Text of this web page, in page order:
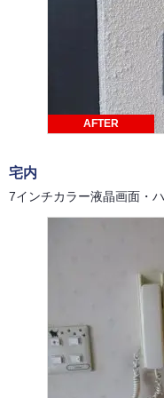
AFTER
宅内
7インチカラー液晶画面・